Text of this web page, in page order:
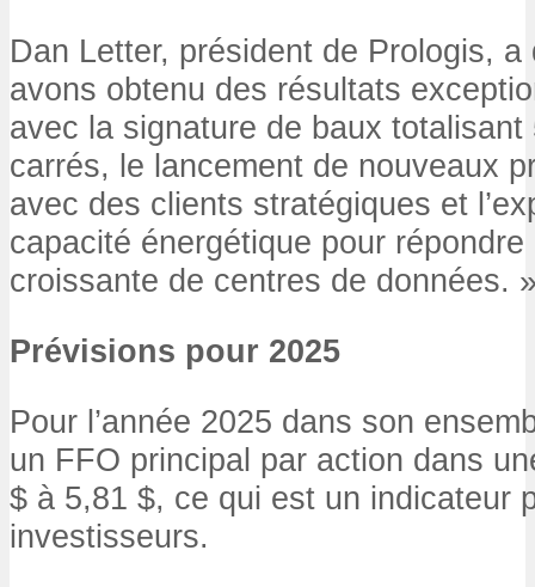
Dan Letter, président de Prologis,
avons obtenu des résultats
avec la signature de baux
carrés, le lancement de nouveaux
avec des clients stratégiques et
capacité énergétique pour
croissante de centres de données.
Prévisions pour 2025
Pour l’année 2025 dans son
un FFO principal par action dans
$ à 5,81 $, ce qui est un indicateur
investisseurs.